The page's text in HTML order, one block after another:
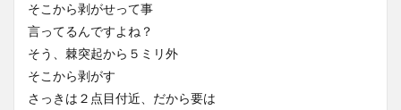
そこから剥がせって事
言ってるんですよね？
そう、棘突起から５ミリ外
そこから剥がす
さっきは２点目付近、だから要は